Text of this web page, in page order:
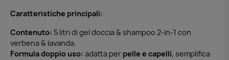
Caratteristiche principali:
Contenuto: 5 litri di gel doccia & shampoo 2-in-1 con
verbena & lavanda.
Formula doppio uso: adatta per pelle e capelli, semplifica